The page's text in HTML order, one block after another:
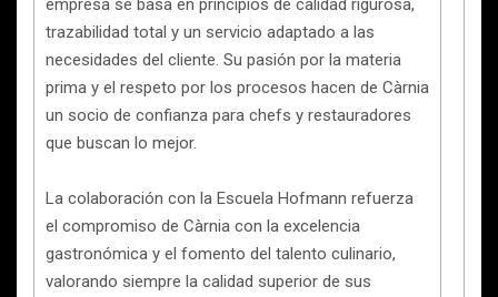
empresa se basa en principios de calidad rigurosa,
trazabilidad total y un servicio adaptado a las
necesidades del cliente. Su pasión por la materia
prima y el respeto por los procesos hacen de Càrnia
un socio de confianza para chefs y restauradores
que buscan lo mejor.
La colaboración con la Escuela Hofmann refuerza
el compromiso de Càrnia con la excelencia
gastronómica y el fomento del talento culinario,
valorando siempre la calidad superior de sus